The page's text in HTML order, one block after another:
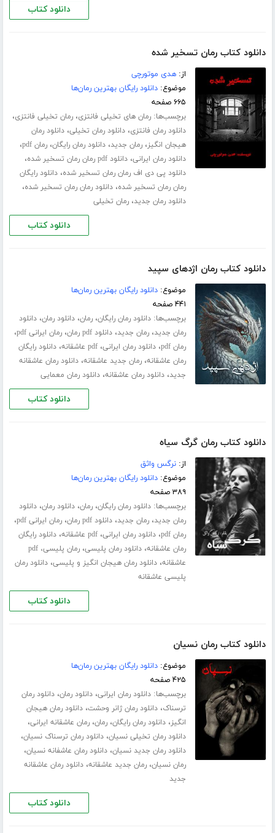
دانلود کتاب
دانلود کتاب رمان تسخیر شده
از:هدی موتورچی
موضوع:دانلود رایگان بهترین رمان‌ها
۶۶۵ صفحه
برچسب‌ها:رمان های تخیلی فانتزی،رمان تخیلی فانتزی،
دانلود رمان فانتزی،دانلود رمان تخیلی،دانلود رمان
هیجان انگیز،رمان جدید،دانلود رمان رایگان،رمان pdf ،
دانلود رمان ایرانی،دانلود pdf رمان رمان تسخیر شده ،
دانلود پی دی اف رمان رمان تسخیر شده،دانلود رایگان
رمان رمان تسخیر شده،دانلود رمان رمان تسخیر شده،
دانلود رمان جدید،رمان تخیلی
دانلود کتاب
دانلود کتاب رمان اژدهای سپید
موضوع:دانلود رایگان بهترین رمان‌ها
۴۴۱ صفحه
برچسب‌ها:دانلود رمان رایگان،رمان،دانلود رمان،دانلود
رمان جدید،رمان جدید،دانلود pdf رمان ،رمان ایرانی pdf ،
رمان pdf ،دانلود رمان ایرانی،pdf عاشقانه ،دانلود رایگان
رمان عاشقانه،رمان جدید عاشقانه،دانلود رمان عاشقانه
جدید،دانلود رمان عاشقانه،دانلود رمان معمایی
دانلود کتاب
دانلود کتاب رمان گرگ سیاه
از:نرگس واثق
موضوع:دانلود رایگان بهترین رمان‌ها
۳۸۹ صفحه
برچسب‌ها:دانلود رمان رایگان،رمان،دانلود رمان،دانلود
رمان جدید،رمان جدید،دانلود pdf رمان ،رمان ایرانی pdf ،
رمان pdf ،دانلود رمان ایرانی،pdf عاشقانه ،دانلود رایگان
رمان عاشقانه،دانلود رمان پلیسی،
رمان پلیسی، pdf
عاشقانه،دانلود رمان هیجان انگیز و پلیسی،دانلود رمان
پلیسی عاشقانه
دانلود کتاب
دانلود کتاب رمان نسیان
موضوع:دانلود رایگان بهترین رمان‌ها
۴۲۵ صفحه
برچسب‌ها:دانلود رمان ایرانی،دانلود رمان،دانلود رمان
ترسناک،دانلود رمان ژانر وحشت،دانلود رمان هیجان
انگیز،دانلود رمان رایگان،رمان،رمان عاشقانه ایرانی،
دانلود رمان تخیلی نسیان،دانلود رمان ترسناک نسیان،
دانلود رمان جدید نسیان،دانلود رمان عاشفانه نسیان،
رمان نسیان،رمان جدید عاشقانه،دانلود رمان عاشقانه
جدید
دانلود کتاب